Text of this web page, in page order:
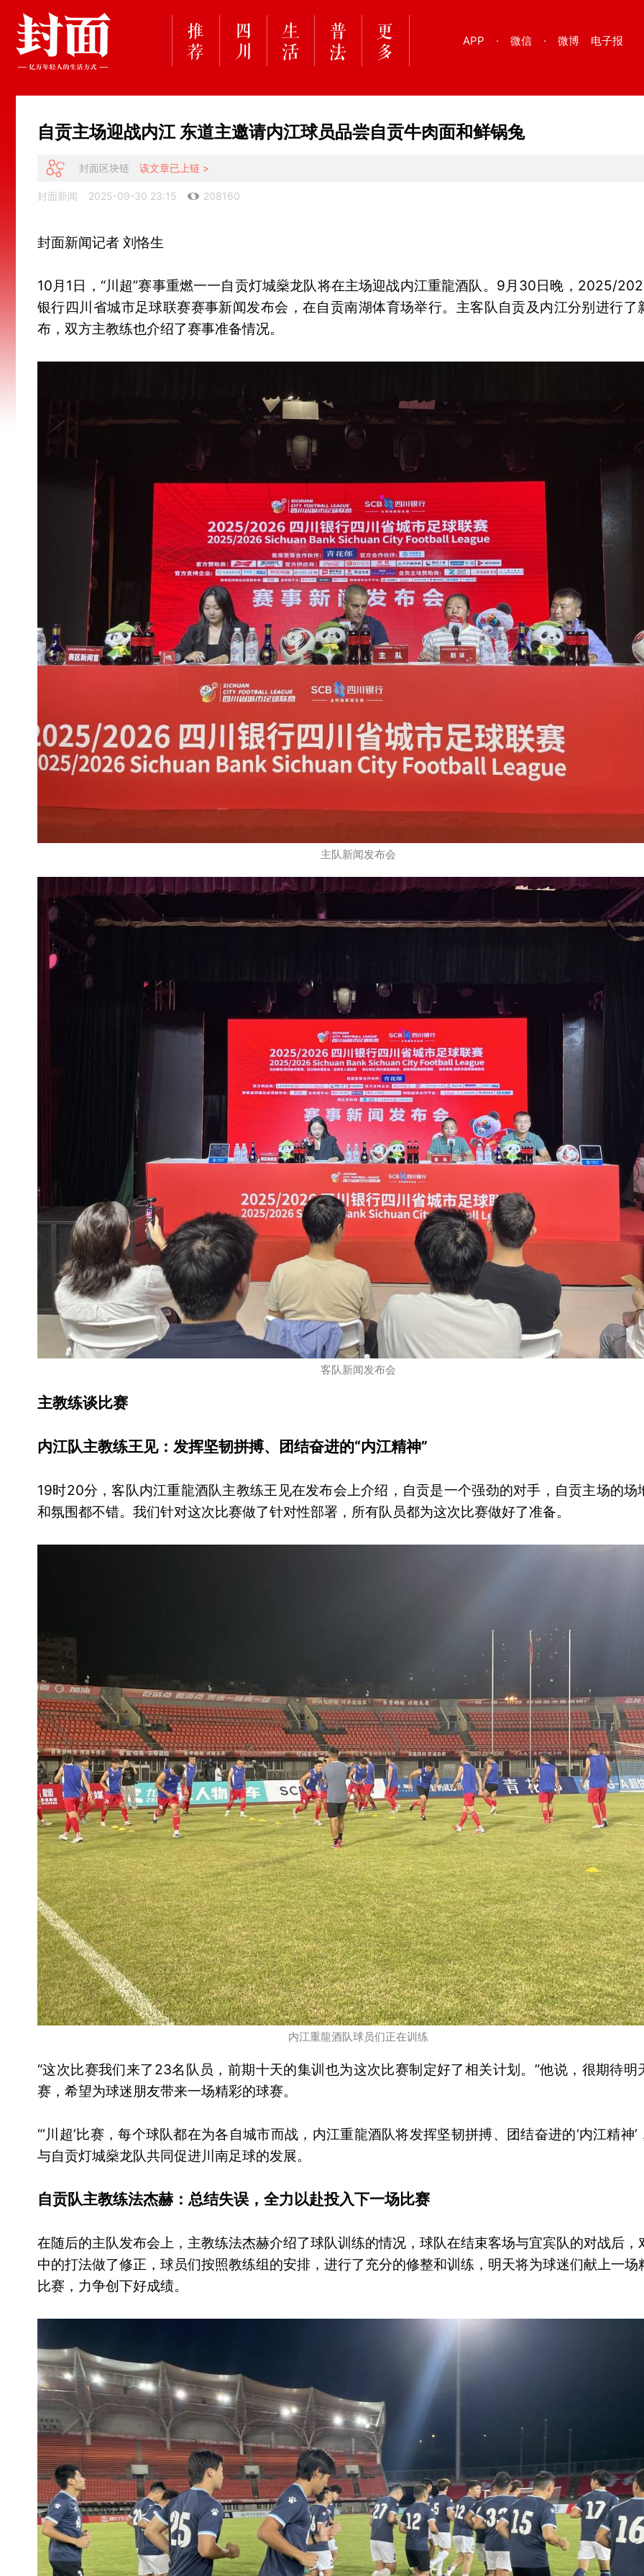
APP · 微信 · 微博 电子报
自贡主场迎战内江 东道主邀请内江球员品尝自贡牛肉面和鲜锅兔
封面区块链 该文章已上链 >
封面新闻 2025-09-30 23:15 208160
封面新闻记者 刘恪生
10月1日，“川超”赛事重燃一一自贡灯城燊龙队将在主场迎战内江重龍酒队。9月30日晚，2025/
银行四川省城市足球联赛赛事新闻发布会，在自贡南湖体育场举行。主客队自贡及内江分别进行了
布，双方主教练也介绍了赛事准备情况。
主队新闻发布会
客队新闻发布会
主教练谈比赛
内江队主教练王见：发挥坚韧拼搏、团结奋进的“内江精神”
19时20分，客队内江重龍酒队主教练王见在发布会上介绍，自贡是一个强劲的对手，自贡主场的场
和氛围都不错。我们针对这次比赛做了针对性部署，所有队员都为这次比赛做好了准备。
内江重龍酒队球员们正在训练
“这次比赛我们来了23名队员，前期十天的集训也为这次比赛制定好了相关计划。”他说，很期待明
赛，希望为球迷朋友带来一场精彩的球赛。
“‘川超’比赛，每个球队都在为各自城市而战，内江重龍酒队将发挥坚韧拼搏、团结奋进的‘内江精神’
与自贡灯城燊龙队共同促进川南足球的发展。
自贡队主教练法杰赫：总结失误，全力以赴投入下一场比赛
在随后的主队发布会上，主教练法杰赫介绍了球队训练的情况，球队在结束客场与宜宾队的对战后，
中的打法做了修正，球员们按照教练组的安排，进行了充分的修整和训练，明天将为球迷们献上一场
比赛，力争创下好成绩。